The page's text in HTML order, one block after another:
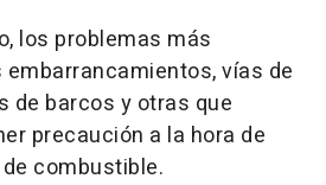
los problemas más
vías de
de barcos y otras que
precaución a la hora de
combustible.